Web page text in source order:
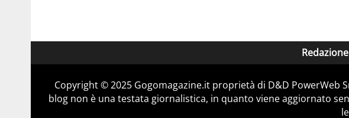
Redazione
Copyright © 2025 Gogomagazine.it proprietà di D&D PowerWeb
blog non è una testata giornalistica, in quanto viene aggiornato